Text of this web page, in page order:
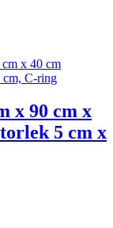
x 90 cm x
5 cm x